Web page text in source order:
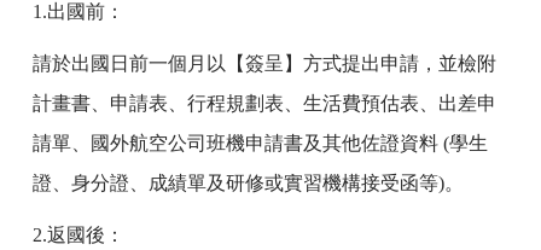
1.出國前：
請於出國日前一個月以【簽呈】方式提出申請，並檢附
計畫書、申請表、行程規劃表、生活費預估表、出差申
請單、國外航空公司班機申請書及其他佐證資料 (學生
證、身分證、成績單及研修或實習機構接受函等)。
2.返國後：